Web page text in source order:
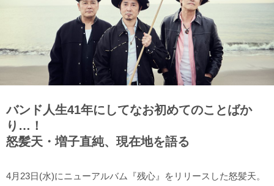
バンド人生41年にしてなお初めてのことばか
り…！
怒髪天・増子直純、現在地を語る
4月23日(水)にニューアルバム『残心』をリリースした怒髪天。